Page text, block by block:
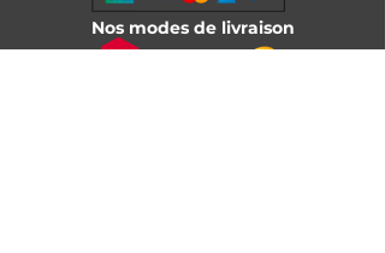
Nos modes de livraison